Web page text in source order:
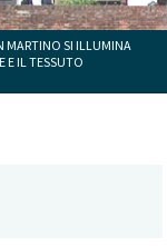
MARTINO SI ILLUMINA
E IL TESSUTO